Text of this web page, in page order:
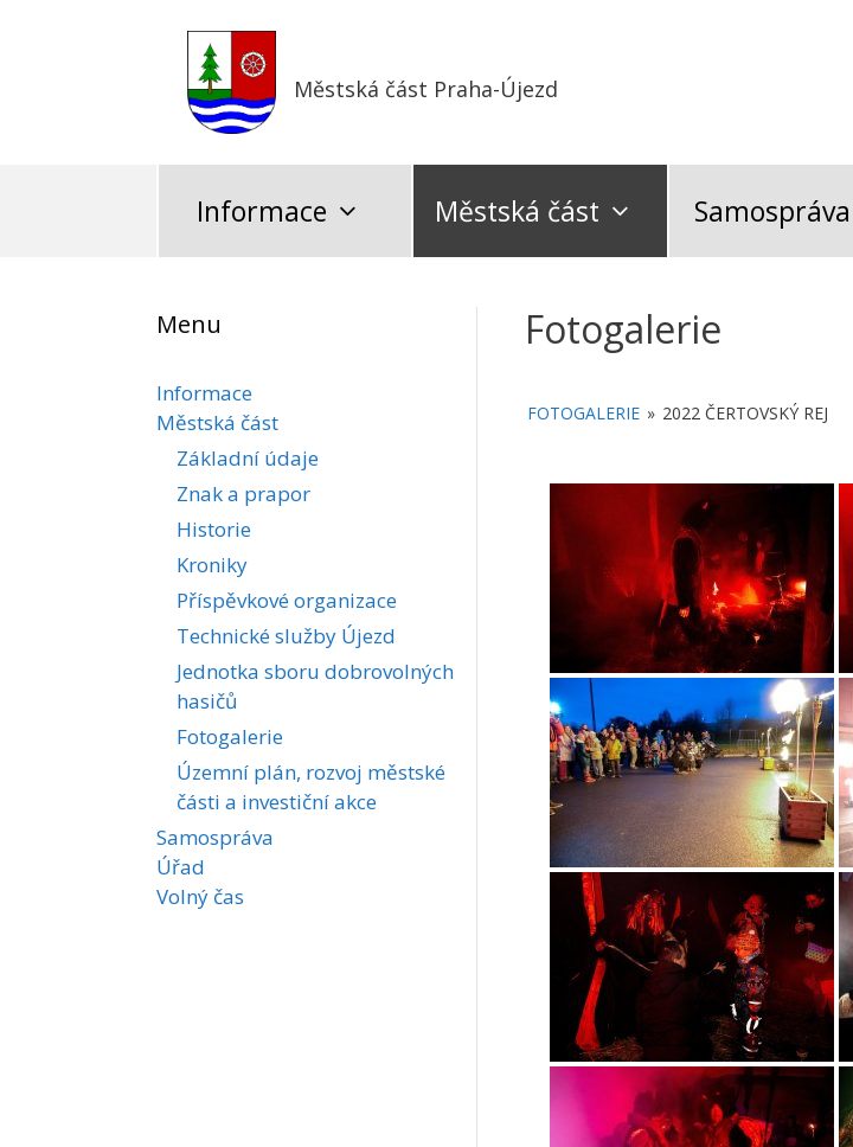
Městská část Praha-Újezd
Informace Městská část Samospráva
Fotogalerie
FOTOGALERIE » 2022 ČERTOVSKÝ REJ
Menu
Informace
Městská část
Základní údaje
Znak a prapor
Historie
Kroniky
Příspěvkové organizace
Technické služby Újezd
Jednotka sboru dobrovolných
hasičů
Fotogalerie
Územní plán, rozvoj městské
části a investiční akce
Samospráva
Úřad
Volný čas